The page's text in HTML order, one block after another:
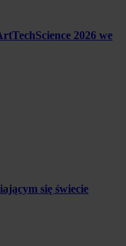
2026 we
się świecie